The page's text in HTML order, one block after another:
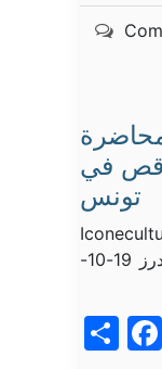
في
تونس
Touwensa.com 21-10-2021 ليدرز 19-10-